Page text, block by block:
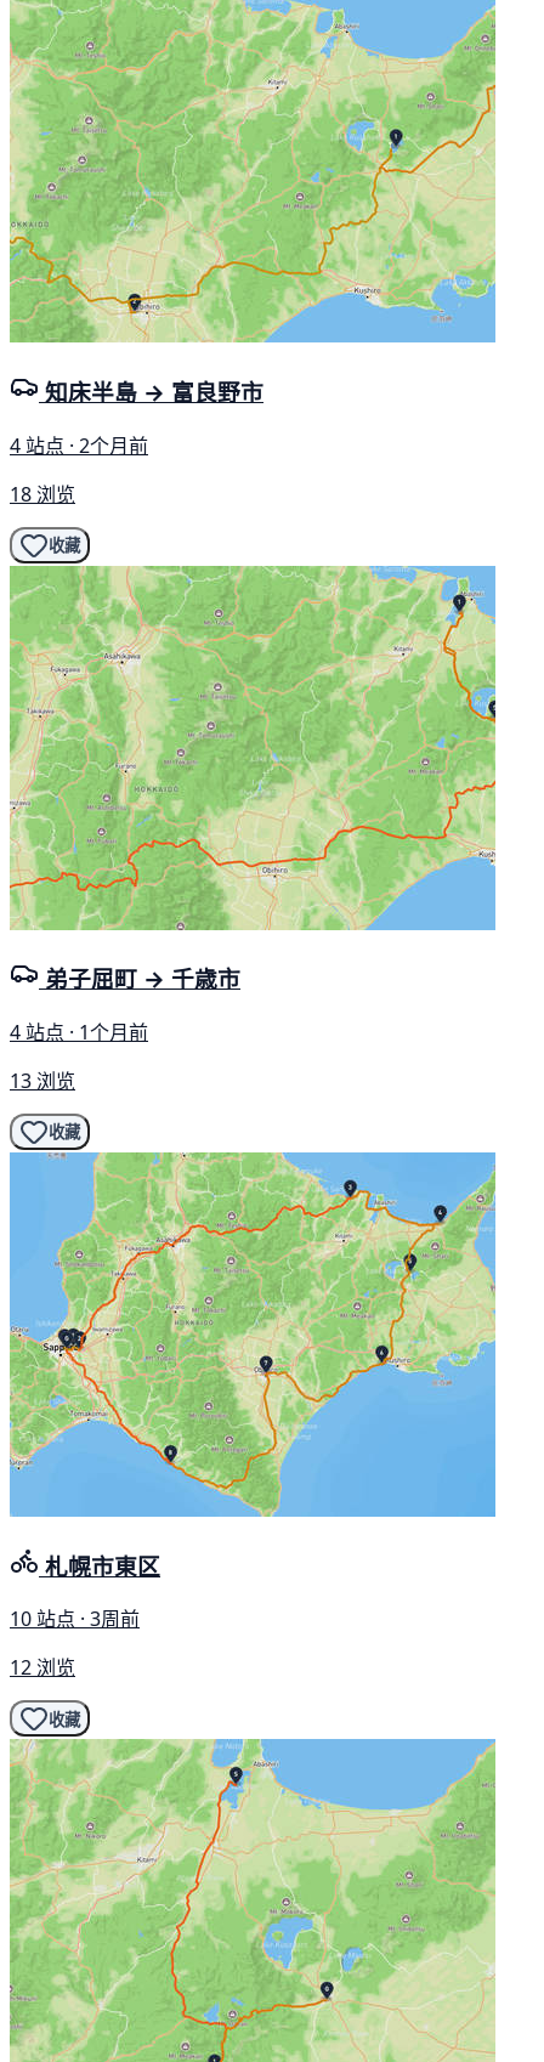
知床半島 → 富良野市
4 站点 · 2个月前
18 浏览
收藏
弟子屈町 → 千歳市
4 站点 · 1个月前
13 浏览
收藏
札幌市東区
10 站点 · 3周前
12 浏览
收藏